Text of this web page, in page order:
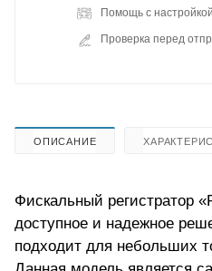
Помощь с настройкой
Проверка перед
ОПИСАНИЕ
Фискальный регистратор
доступное и надежное
подходит для небольших